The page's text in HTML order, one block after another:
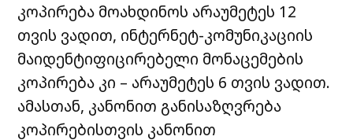
კოპირება მოახდინოს არაუმეტეს 12
თვის ვადით, ინტერნეტ-კომუნიკაციის
მაიდენტიფიცირებელი მონაცემების
კოპირება კი – არაუმეტეს 6 თვის ვადით.
ამასთან, კანონით განისაზღვრება
კოპირებისთვის კანონით